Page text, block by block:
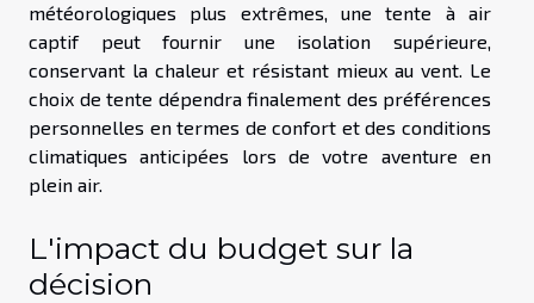
météorologiques plus extrêmes, une tente à air
captif peut fournir une isolation supérieure,
conservant la chaleur et résistant mieux au vent. Le
choix de tente dépendra finalement des préférences
personnelles en termes de confort et des conditions
climatiques anticipées lors de votre aventure en
plein air.
L'impact du budget sur la
décision